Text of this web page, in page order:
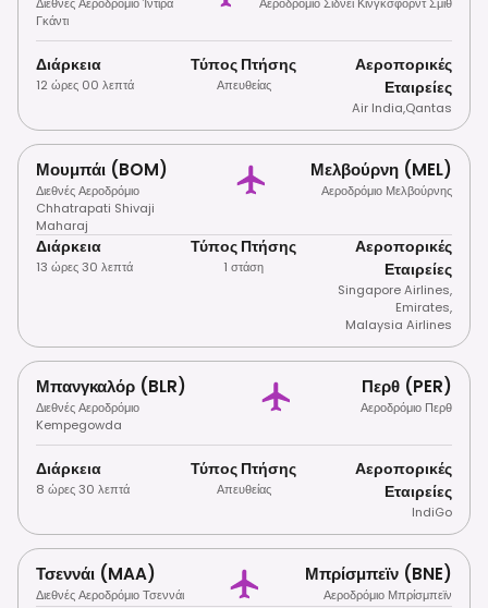
Γκάντι
Διάρκεια
12 ώρες 00 λεπτά
Τύπος Πτήσης
Απευθείας
Αεροπορικές
Εταιρείες
Air India,Qantas
Μουμπάι (BOM)
Διεθνές Αεροδρόμιο
Chhatrapati Shivaji
Maharaj
Μελβούρνη (MEL)
Αεροδρόμιο Μελβούρνης
Διάρκεια
13 ώρες 30 λεπτά
Τύπος Πτήσης
1 στάση
Αεροπορικές
Εταιρείες
Singapore Airlines,
Emirates,
Malaysia Airlines
Μπανγκαλόρ (BLR)
Διεθνές Αεροδρόμιο
Kempegowda
Περθ (PER)
Αεροδρόμιο Περθ
Διάρκεια
8 ώρες 30 λεπτά
Τύπος Πτήσης
Απευθείας
Αεροπορικές
Εταιρείες
IndiGo
Τσεννάι (MAA)
Διεθνές Αεροδρόμιο Τσεννάι
Μπρίσμπεϊν (BNE)
Αεροδρόμιο Μπρίσμπεϊν